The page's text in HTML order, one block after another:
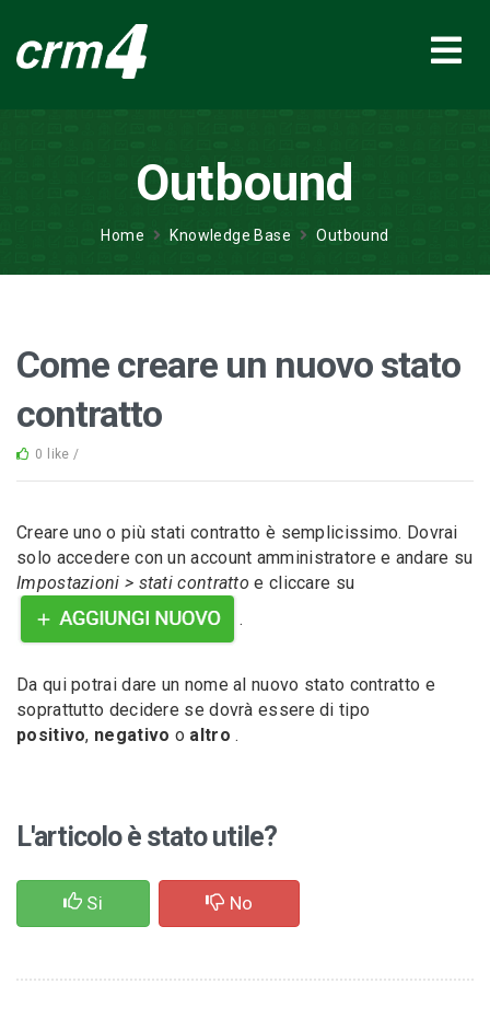
Outbound
Home Knowledge Base Outbound
Come creare un nuovo stato
contratto
0 like /
Creare uno o più stati contratto è semplicissimo. Dovrai
solo accedere con un account amministratore e andare su
Impostazioni > stati contratto e cliccare su
.
Da qui potrai dare un nome al nuovo stato contratto e
soprattutto decidere se dovrà essere di tipo
positivo, negativo o altro .
L'articolo è stato utile?
Si No